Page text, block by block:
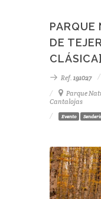
PARQUE
DE
CLÁSICA]
Ref. 191027
Parque
Cantalojas
Evento